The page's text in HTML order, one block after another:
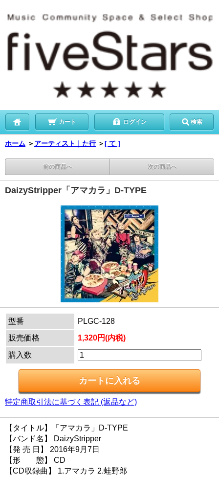
カート ログイン 検索
ホーム ＞ アーティスト｜た行 ＞[ て ]
前の商品へ 次の商品へ
DaizyStripper「アマカラ」D-TYPE
型番
PLGC-128
販売価格
1,320円(内税)
購入数
特定商取引法に基づく表記 (返品など)
【タイトル】「アマカラ」D-TYPE
【バンド名】 DaizyStripper
【発 売 日】 2016年9月7日
【形 態】 CD
【CD収録曲】 1.アマカラ 2.蛙野郎